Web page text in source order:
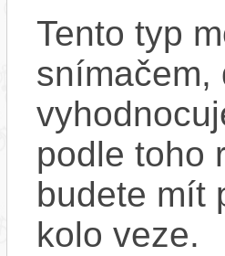
Tento typ
podle toho
budete mít
kolo veze.